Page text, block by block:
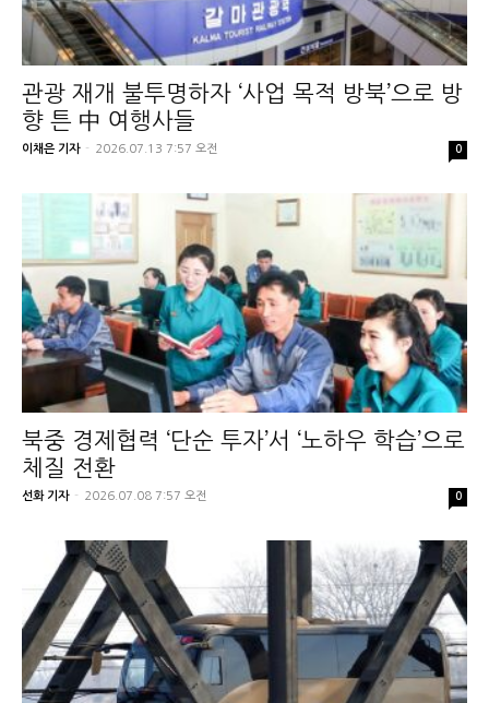
관광 재개 불투명하자 ‘사업 목적 방북’으로 방
향 튼 中 여행사들
이채은 기자 - 2026.07.13 7:57 오전 0
북중 경제협력 ‘단순 투자’서 ‘노하우 학습’으로
체질 전환
선화 기자 - 2026.07.08 7:57 오전 0